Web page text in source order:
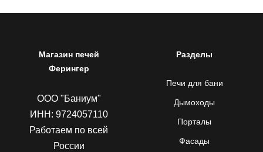
Магазин печей
Ферингер
ООО "Баниум"
ИНН: 9724057110
Работаем по всей
России
Разделы
Печи для бани
Дымоходы
Порталы
Фасады